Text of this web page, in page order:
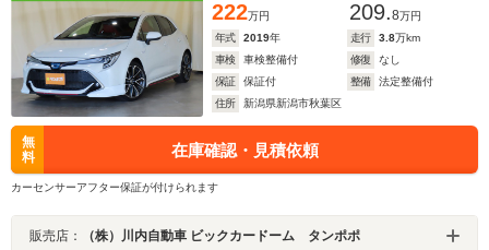
222万円 209.8万円
年式
2019年 走行 3.8万km
車検
車検整備付 修復
なし
保証
保証付 整備
法定整備付
住所
新潟県新潟市秋葉区
無
料
在庫確認・見積依頼
カーセンサーアフター保証が付けられます
販売店： （株）川内自動車 ビックカードーム タンポポ